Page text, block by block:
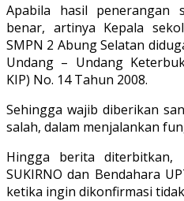
Apabila hasil penerangan
benar, artinya Kepala
SMPN 2 Abung Selatan
Undang – Undang
KIP) No. 14 Tahun 2008.
Sehingga wajib diberikan
salah, dalam menjalankan
Hingga berita diterbitkan,
SUKIRNO dan Bendahara
ketika ingin dikonfirmasi